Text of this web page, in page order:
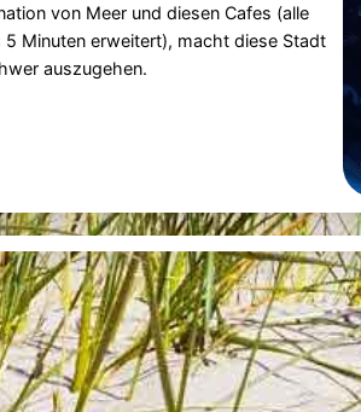
von Meer und diesen Cafes (alle
Minuten erweitert), macht diese Stadt
auszugehen.